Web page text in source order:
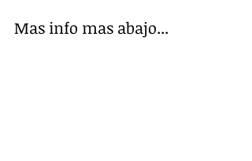
Mas info mas abajo...